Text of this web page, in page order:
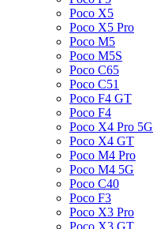
Poco X5
Poco X5 Pro
Poco M5
Poco M5S
Poco C65
Poco C51
Poco F4 GT
Poco F4
Poco X4 Pro 5G
Poco X4 GT
Poco M4 Pro
Poco M4 5G
Poco C40
Poco F3
Poco X3 Pro
Poco X3 GT